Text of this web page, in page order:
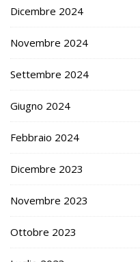
Dicembre 2024
Novembre 2024
Settembre 2024
Giugno 2024
Febbraio 2024
Dicembre 2023
Novembre 2023
Ottobre 2023